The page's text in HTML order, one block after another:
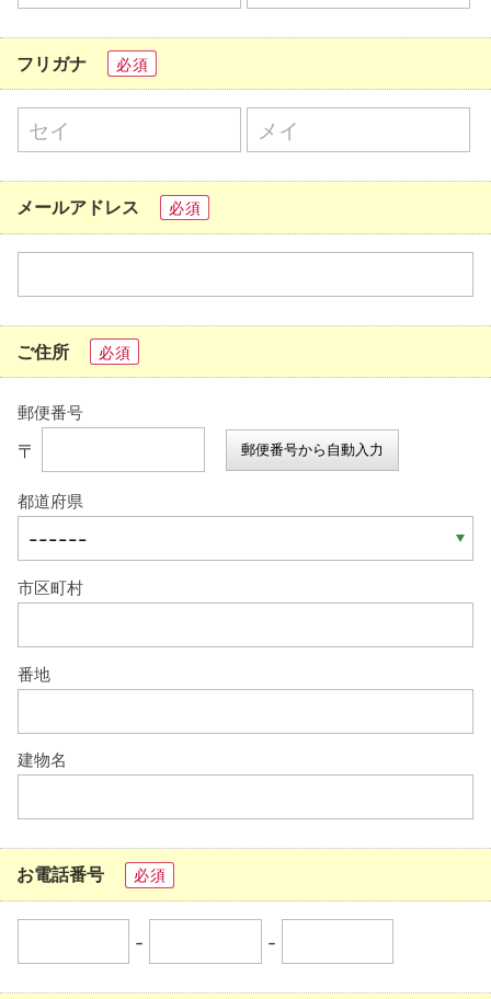
フリガナ 必須
メールアドレス 必須
ご住所 必須
郵便番号
〒 郵便番号から自動入力
都道府県
市区町村
番地
建物名
お電話番号 必須
- -